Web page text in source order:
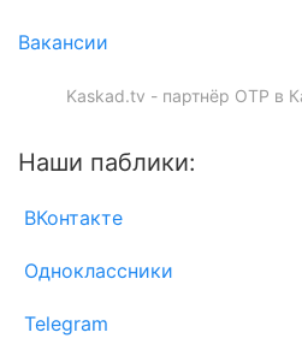
Вакансии
Kaskad.tv - партнёр ОТР в
Наши паблики:
ВКонтакте
Одноклассники
Telegram